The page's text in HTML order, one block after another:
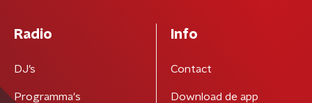
Radio
DJ’s
Programma's
Info
Contact
Download de app